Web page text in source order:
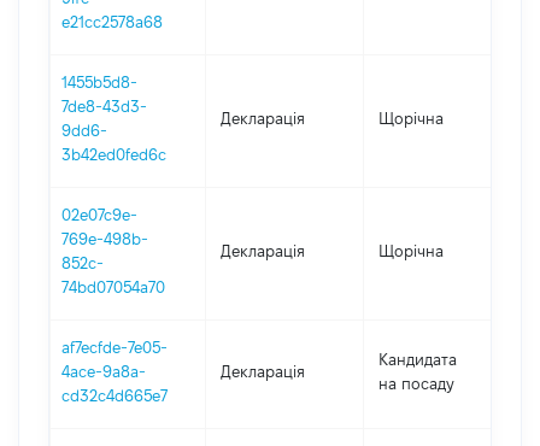
e21cc2578a68
1455b5d8-
7de8-43d3-
9dd6-
3b42ed0fed6c
Декларація Щорічна
02e07c9e-
769e-498b-
852c-
74bd07054a70
Декларація Щорічна
af7ecfde-7e05-
4ace-9a8a-
cd32c4d665e7
Декларація
Кандидата
на посаду